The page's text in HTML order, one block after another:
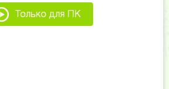
Только для ПК